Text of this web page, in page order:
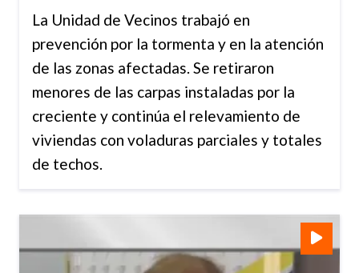
La Unidad de Vecinos trabajó en
prevención por la tormenta y en la atención
de las zonas afectadas. Se retiraron
menores de las carpas instaladas por la
creciente y continúa el relevamiento de
viviendas con voladuras parciales y totales
de techos.